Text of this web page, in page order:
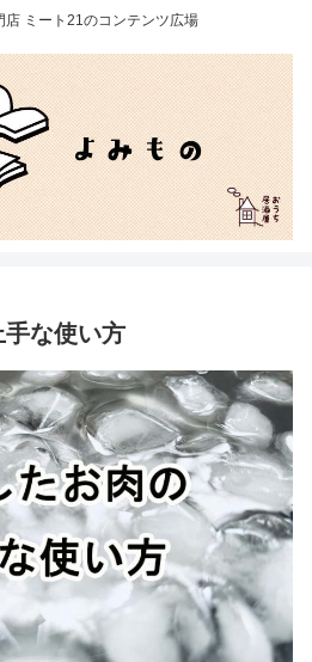
店 ミート21のコンテンツ広場
な使い方